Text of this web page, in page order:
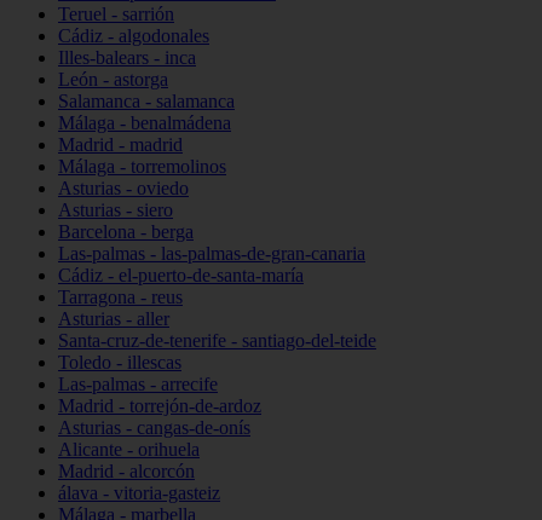
Teruel - sarrión
Cádiz - algodonales
Illes-balears - inca
León - astorga
Salamanca - salamanca
Málaga - benalmádena
Madrid - madrid
Málaga - torremolinos
Asturias - oviedo
Asturias - siero
Barcelona - berga
Las-palmas - las-palmas-de-gran-canaria
Cádiz - el-puerto-de-santa-maría
Tarragona - reus
Asturias - aller
Santa-cruz-de-tenerife - santiago-del-teide
Toledo - illescas
Las-palmas - arrecife
Madrid - torrejón-de-ardoz
Asturias - cangas-de-onís
Alicante - orihuela
Madrid - alcorcón
álava - vitoria-gasteiz
Málaga - marbella